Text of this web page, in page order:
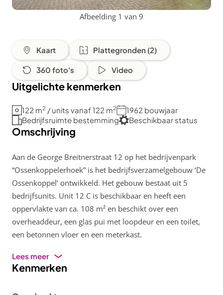
Afbeelding 1 van 9
Kaart Plattegronden (2)
360 foto's Video
Uitgelichte kenmerken
122 m2 / units vanaf 122 m2
1962 bouwjaar
Bedrijfsruimte bestemming
Beschikbaar status
Omschrijving
Aan de George Breitnerstraat 12 op het bedrijvenpark
“Ossenkoppelerhoek” is het bedrijfsverzamelgebouw ‘De
Ossenkoppel’ ontwikkeld. Het gebouw bestaat uit 5
bedrijfsunits. Unit 12 C is beschikbaar en heeft een
oppervlakte van ca. 108 m² en beschikt over een
overheaddeur, een glas pui met loopdeur en een toilet,
een betonnen vloer en een meterkast.
Lees meer
Kenmerken